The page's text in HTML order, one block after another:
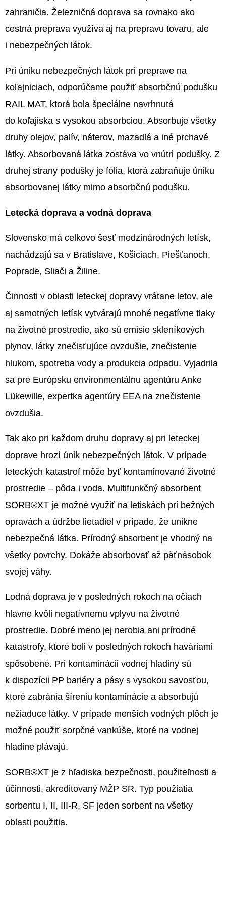
zahraničia. Železničná doprava sa rovnako ako
cestná preprava využíva aj na prepravu tovaru, ale
i nebezpečných látok.
Pri úniku nebezpečných látok pri preprave na
koľajniciach, odporúčame použiť absorbčnú podušku
RAIL MAT, ktorá bola špeciálne navrhnutá
do koľajiska s vysokou absorbciou. Absorbuje všetky
druhy olejov, palív, náterov, mazadlá a iné prchavé
látky. Absorbovaná látka zostáva vo vnútri podušky. Z
druhej strany podušky je fólia, ktorá zabraňuje úniku
absorbovanej látky mimo absorbčnú podušku.
Letecká doprava a vodná doprava
Slovensko má celkovo šesť medzinárodných letísk,
nachádzajú sa v Bratislave, Košiciach, Piešťanoch,
Poprade, Sliači a Žiline.
Činnosti v oblasti leteckej dopravy vrátane letov, ale
aj samotných letísk vytvárajú mnohé negatívne tlaky
na životné prostredie, ako sú emisie skleníkových
plynov, látky znečisťujúce ovzdušie, znečistenie
hlukom, spotreba vody a produkcia odpadu. Vyjadrila
sa pre Európsku environmentálnu agentúru Anke
Lükewille, expertka agentúry EEA na znečistenie
ovzdušia.
Tak ako pri každom druhu dopravy aj pri leteckej
doprave hrozí únik nebezpečných látok. V prípade
leteckých katastrof môže byť kontaminované životné
prostredie – pôda i voda. Multifunkčný absorbent
SORB®XT je možné využiť na letiskách pri bežných
opravách a údržbe lietadiel v prípade, že unikne
nebezpečná látka. Prírodný absorbent je vhodný na
všetky povrchy. Dokáže absorbovať až päťnásobok
svojej váhy.
Lodná doprava je v posledných rokoch na očiach
hlavne kvôli negatívnemu vplyvu na životné
prostredie. Dobré meno jej nerobia ani prírodné
katastrofy, ktoré boli v posledných rokoch haváriami
spôsobené. Pri kontaminácii vodnej hladiny sú
k dispozícii PP bariéry a pásy s vysokou savosťou,
ktoré zabránia šíreniu kontaminácie a absorbujú
nežiaduce látky. V prípade menších vodných plôch je
možné použiť sorpčné vankúše, ktoré na vodnej
hladine plávajú.
SORB®XT je z hľadiska bezpečnosti, použiteľnosti a
účinnosti, akreditovaný MŽP SR. Typ použiatia
sorbentu I, II, III-R, SF jeden sorbent na všetky
oblasti použitia.